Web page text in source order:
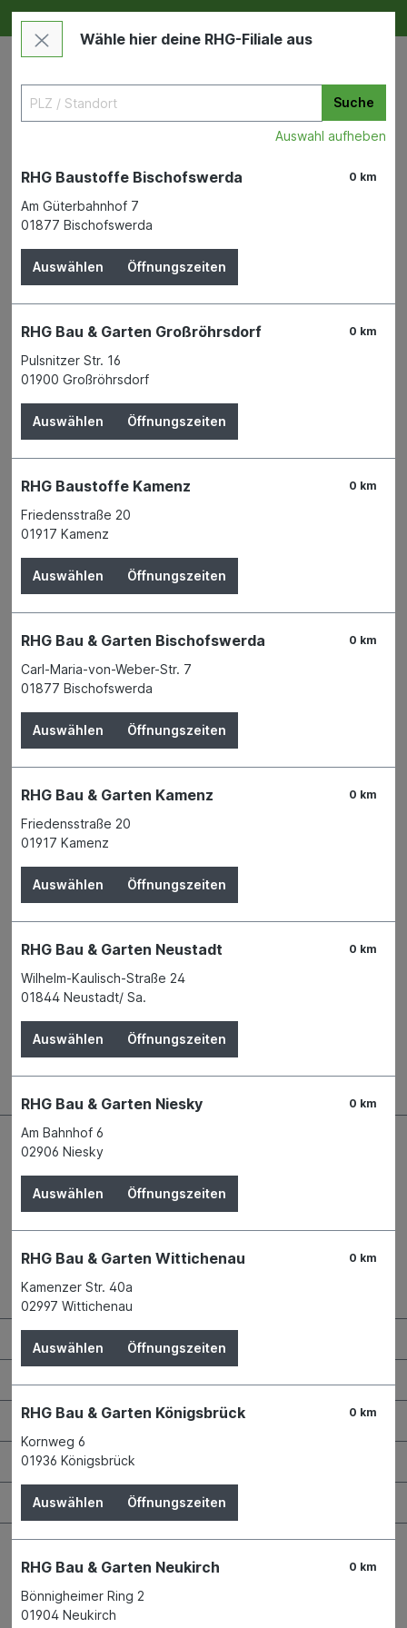
Deine RHG NEU ERLEBEN
Vliestapete MV Protect - Putz
leicht kratz- und stoßfest
Der Preis wird erst nach Wahl einer Filiale
angezeigt.
Zum Merkzettel hinzufügen
Verfügbarkeit
Verfügbar in 2 Filialen
Produktnummer:
A.S. Création Tapeten AG
Geschäftsbereich Fachhandel und
51645 Gummersbach
Telefon
+49 2261 542 - 0
E-Mail
Kontaktdaten und Öffnungszeiten
Maschinen & Werkzeuge
Bauen & Renovieren
Garten & Landschaftsbau
Wähle hier deine RHG-Filiale aus
Suche
Auswahl aufheben
0 km
RHG Baustoffe Bischofswerda
Am Güterbahnhof 7
01877 Bischofswerda
Auswählen Öffnungszeiten
0 km
RHG Bau & Garten Großröhrsdorf
Pulsnitzer Str. 16
01900 Großröhrsdorf
Auswählen Öffnungszeiten
0 km
RHG Baustoffe Kamenz
Friedensstraße 20
01917 Kamenz
Auswählen Öffnungszeiten
0 km
RHG Bau & Garten Bischofswerda
Carl-Maria-von-Weber-Str. 7
01877 Bischofswerda
Auswählen Öffnungszeiten
0 km
RHG Bau & Garten Kamenz
Friedensstraße 20
01917 Kamenz
Auswählen Öffnungszeiten
0 km
RHG Bau & Garten Neustadt
Wilhelm-Kaulisch-Straße 24
01844 Neustadt/ Sa.
Auswählen Öffnungszeiten
0 km
RHG Bau & Garten Niesky
Am Bahnhof 6
02906 Niesky
Auswählen Öffnungszeiten
0 km
RHG Bau & Garten Wittichenau
Kamenzer Str. 40a
02997 Wittichenau
Auswählen Öffnungszeiten
0 km
RHG Bau & Garten Königsbrück
Kornweg 6
01936 Königsbrück
Auswählen Öffnungszeiten
0 km
RHG Bau & Garten Neukirch
Bönnigheimer Ring 2
01904 Neukirch